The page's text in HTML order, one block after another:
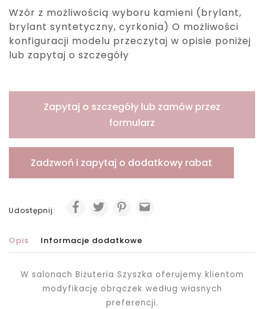
Wzór z możliwością wyboru kamieni (brylant,
brylant syntetyczny, cyrkonia) O możliwości
konfiguracji modelu przeczytaj w opisie poniżej
lub zapytaj o szczegóły
Zapytaj o szczegóły lub zamów przez
formularz
Zadzwoń i zapytaj o dodatkowy rabat
Udostępnij:
Opis Informacje dodatkowe
W salonach Biżuteria Szyszka oferujemy klientom
modyfikację obrączek według własnych
preferencji.